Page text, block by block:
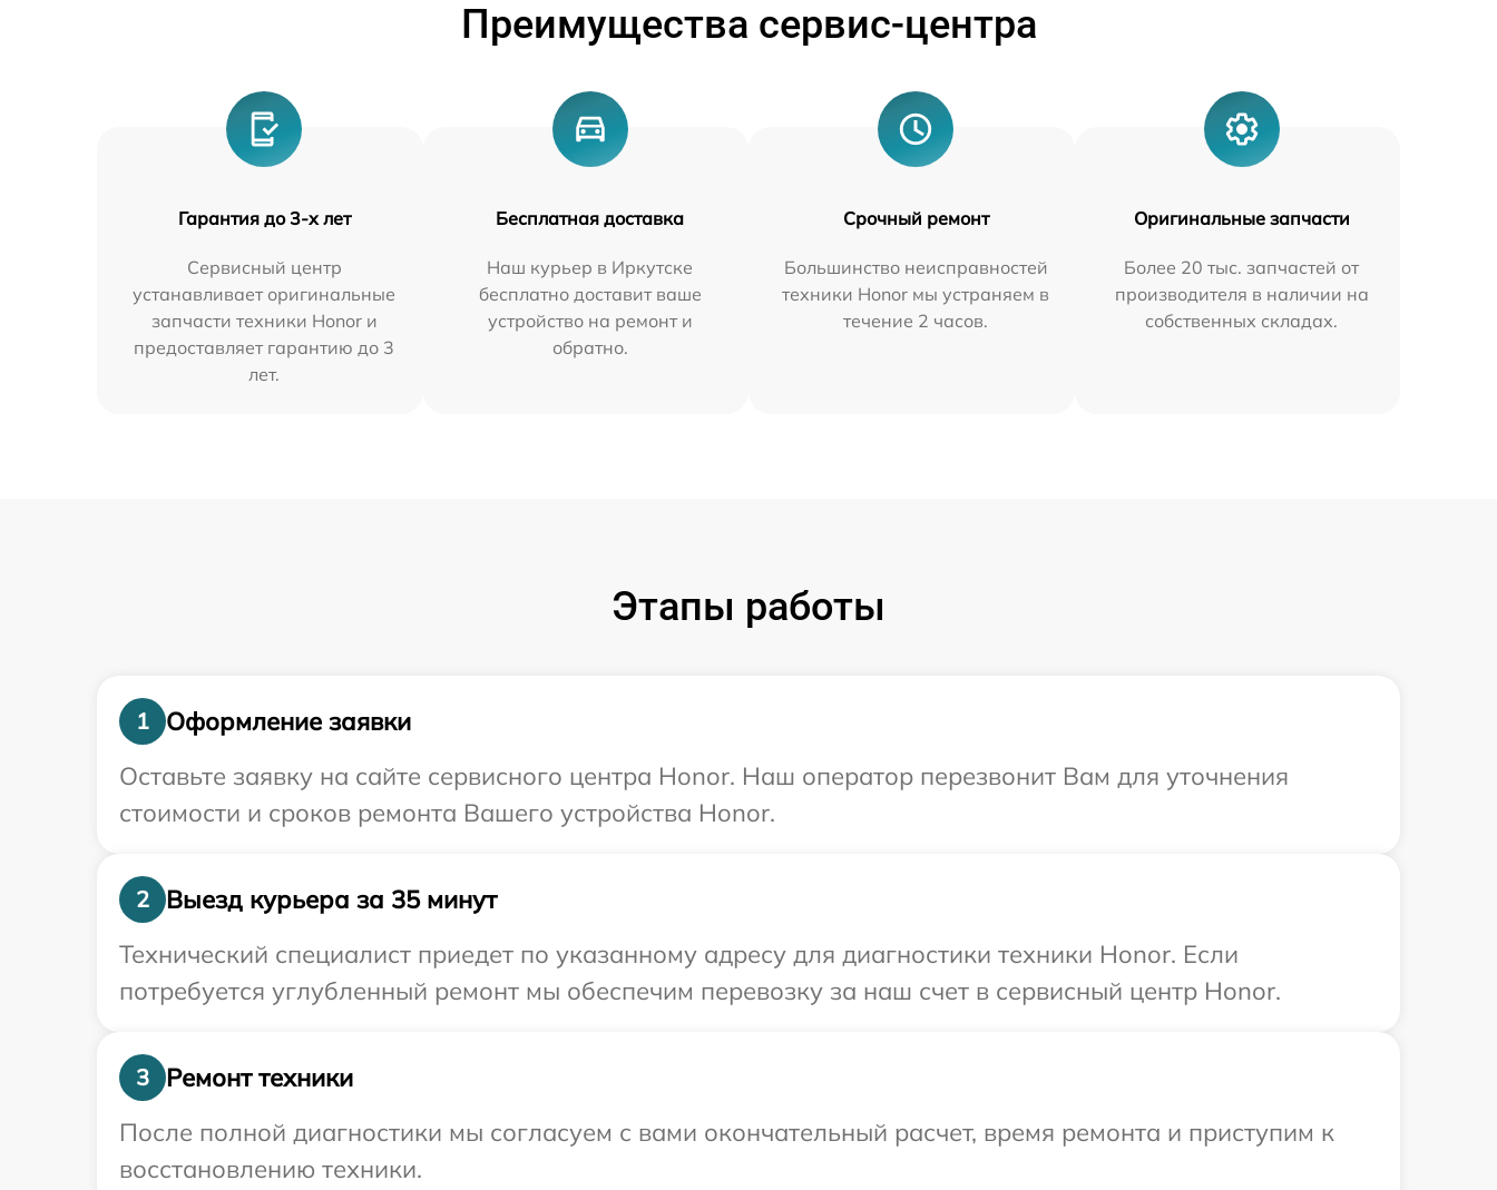
Преимущества сервис-центра
Гарантия до 3-х лет
Сервисный центр
устанавливает оригинальные
запчасти техники Honor и
предоставляет гарантию до 3
лет.
Бесплатная доставка
Наш курьер в Иркутске
бесплатно доставит ваше
устройство на ремонт и
обратно.
Срочный ремонт
Большинство неисправностей
техники Honor мы устраняем в
течение 2 часов.
Оригинальные запчасти
Более 20 тыс. запчастей от
производителя в наличии на
собственных складах.
Этапы работы
1
Оформление заявки
Оставьте заявку на сайте сервисного центра Honor. Наш оператор перезвонит Вам для уточнения
стоимости и сроков ремонта Вашего устройства Honor.
2
Выезд курьера за 35 минут
Технический специалист приедет по указанному адресу для диагностики техники Honor. Если
потребуется углубленный ремонт мы обеспечим перевозку за наш счет в сервисный центр Honor.
3
Ремонт техники
После полной диагностики мы согласуем с вами окончательный расчет, время ремонта и приступим к
восстановлению техники.